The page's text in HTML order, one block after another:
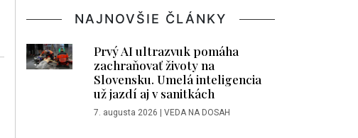
NAJNOVŠIE ČLÁNKY
Prvý AI ultrazvuk pomáha
zachraňovať životy na
Slovensku. Umelá inteligencia
už jazdí aj v sanitkách
7. augusta 2026 | VEDA NA DOSAH